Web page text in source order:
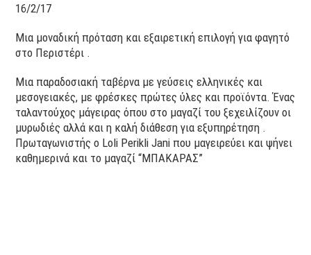
16/2/17
Μια μοναδική πρόταση και εξαιρετική επιλογή για φαγητό
στο Περιστέρι .
Μια παραδοσιακή ταβέρνα με γεύσεις ελληνικές και
μεσογειακές, με φρέσκες πρώτες ύλες και προϊόντα. Ένας
ταλαντούχος μάγειρας όπου στο μαγαζί του ξεχειλίζουν οι
μυρωδιές αλλά και η καλή διάθεση για εξυπηρέτηση .
Πρωταγωνιστής ο Loli Perikli Jani που μαγειρεύει και ψήνει
καθημερινά και το μαγαζί “ΜΠΑΚΑΡΑΣ”